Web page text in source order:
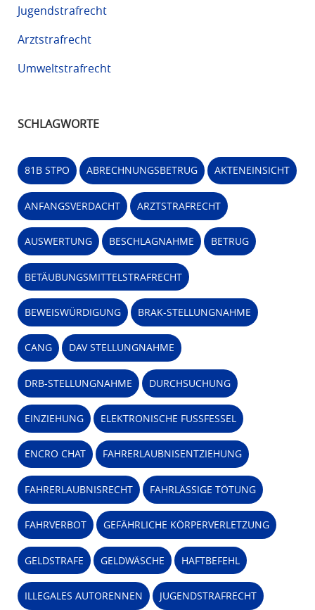
Jugendstrafrecht
Arztstrafrecht
Umweltstrafrecht
SCHLAGWORTE
81B STPO ABRECHNUNGSBETRUG AKTENEINSICHT
ANFANGSVERDACHT ARZTSTRAFRECHT
AUSWERTUNG BESCHLAGNAHME BETRUG
BETÄUBUNGSMITTELSTRAFRECHT
BEWEISWÜRDIGUNG BRAK-STELLUNGNAHME
CANG DAV STELLUNGNAHME
DRB-STELLUNGNAHME DURCHSUCHUNG
EINZIEHUNG ELEKTRONISCHE FUSSFESSEL
ENCRO CHAT FAHRERLAUBNISENTZIEHUNG
FAHRERLAUBNISRECHT FAHRLÄSSIGE TÖTUNG
FAHRVERBOT GEFÄHRLICHE KÖRPERVERLETZUNG
GELDSTRAFE GELDWÄSCHE HAFTBEFEHL
ILLEGALES AUTORENNEN JUGENDSTRAFRECHT